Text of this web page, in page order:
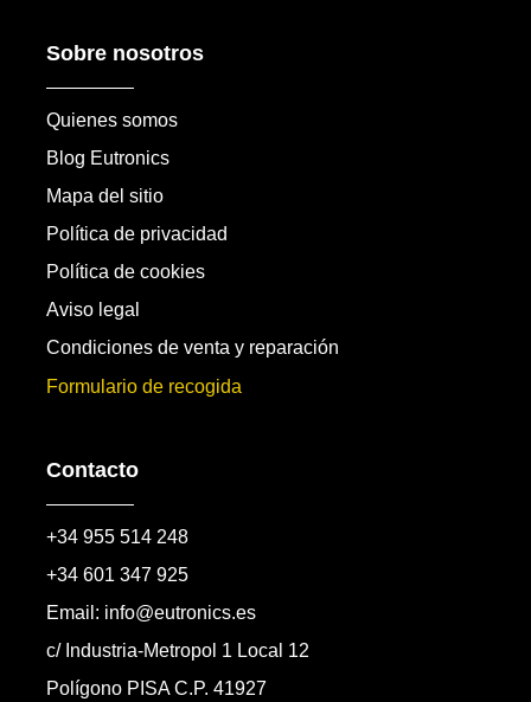
Sobre nosotros
Quienes somos
Blog Eutronics
Mapa del sitio
Política de privacidad
Política de cookies
Aviso legal
Condiciones de venta y reparación
Formulario de recogida
Contacto
+34 955 514 248
+34 601 347 925
Email: info@eutronics.es
c/ Industria-Metropol 1 Local 12
Polígono PISA C.P. 41927